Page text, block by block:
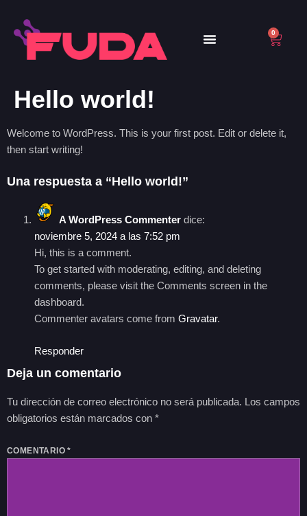
0
Hello world!
Welcome to WordPress. This is your first post. Edit or delete it,
then start writing!
Una respuesta a “Hello world!”
A WordPress Commenter dice:
noviembre 5, 2024 a las 7:52 pm
Hi, this is a comment.
To get started with moderating, editing, and deleting
comments, please visit the Comments screen in the
dashboard.
Commenter avatars come from Gravatar.
Responder
Deja un comentario
Tu dirección de correo electrónico no será publicada. Los campos
obligatorios están marcados con *
COMENTARIO*